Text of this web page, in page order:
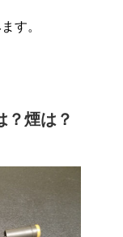
す。
？煙は？